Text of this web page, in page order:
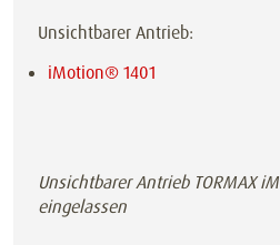
Unsichtbarer Antrieb:
iMotion® 1401
Unsichtbarer Antrieb TORMAX
eingelassen